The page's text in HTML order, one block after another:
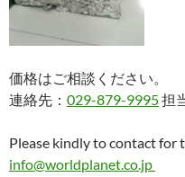
価格はご相談ください。
連絡先： 029-879-9995担
Please kindly to contact for
info@worldplanet.co.jp